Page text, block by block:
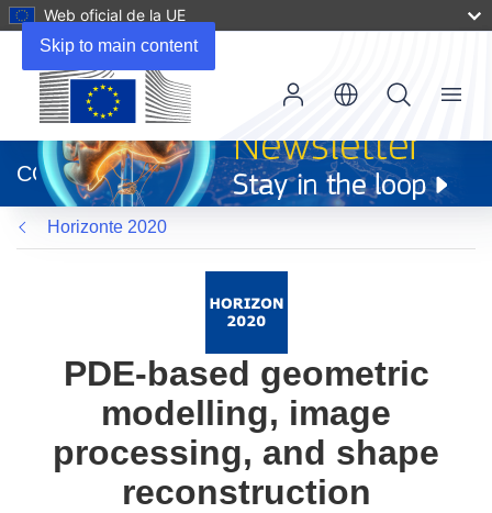
Skip to main content
Web oficial de la UE
abrirá
en
una
nueva
ventana)
CORDIS
Menu
Horizonte 2020
PDE-based geometric
modelling, image
processing, and shape
reconstruction